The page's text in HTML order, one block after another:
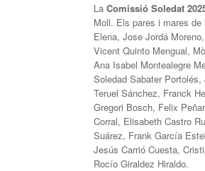
La Comissió Soledat
Moll. Els pares i mares
Elena, Jose Jordá
Vicent Quinto Mengual,
Ana Isabel Montealegre
Soledad Sabater
Teruel Sánchez, Franck
Gregori Bosch, Felix
Corral, Elisabeth Castro
Suárez, Frank García
Jesús Carrió Cuesta,
Rocío Giraldez Hiraldo.